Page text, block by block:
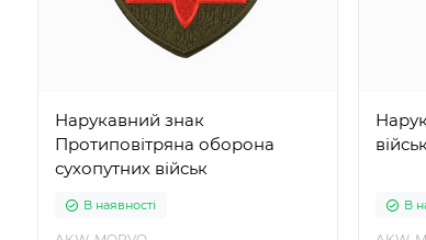
Нарукавний знак
Протиповітряна оборона
сухопутних військ
В наявності В